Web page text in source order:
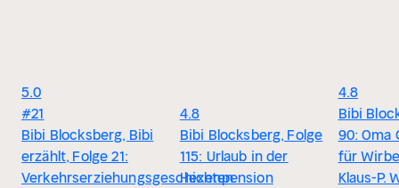
5.0
#21
Bibi Blocksberg, Bibi
erzählt, Folge 21:
Verkehrserziehungsgeschichten
4.8
Bibi Blocksberg, Folge
115: Urlaub in der
Hexenpension
4.8
Bibi
90: Oma
für
Klaus-P.